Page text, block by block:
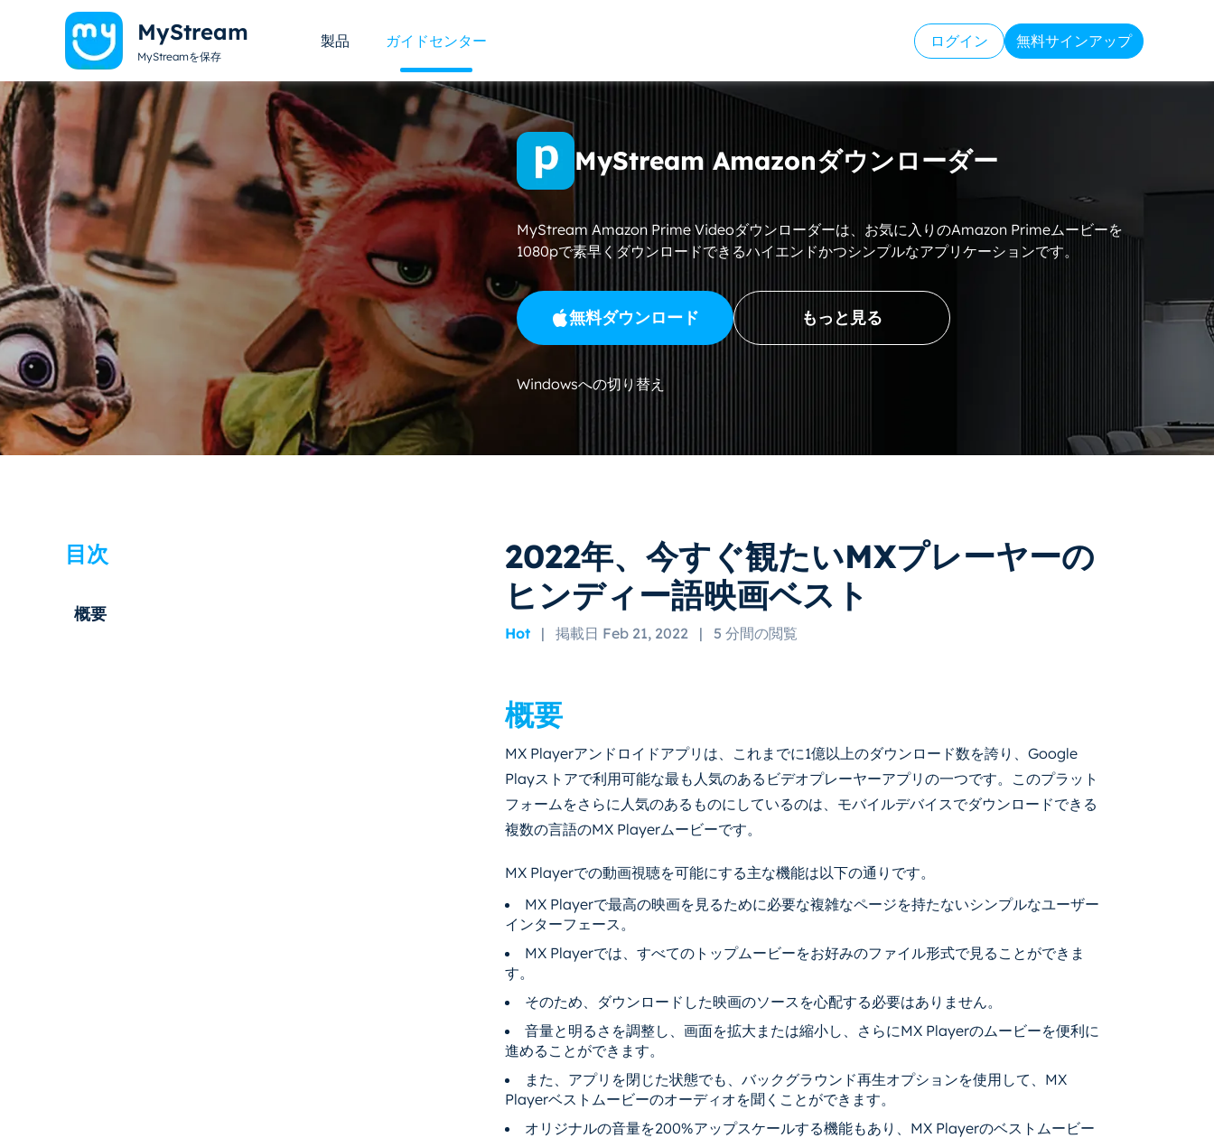
MyStream
MyStreamを保存
製品 ガイドセンター ログイン 無料サインアップ
MyStream Amazonダウンローダー
MyStream Amazon Prime Videoダウンローダーは、お気に入りのAmazon Primeムービーを
1080pで素早くダウンロードできるハイエンドかつシンプルなアプリケーションです。
無料ダウンロード もっと見る
Windowsへの切り替え
2022年、今すぐ観たいMXプレーヤーの
ヒンディー語映画ベスト
Hot | 掲載日 Feb 21, 2022 | 5 分間の閲覧
概要
MX Playerアンドロイドアプリは、これまでに1億以上のダウンロード数を誇り、Google
Playストアで利用可能な最も人気のあるビデオプレーヤーアプリの一つです。このプラット
フォームをさらに人気のあるものにしているのは、モバイルデバイスでダウンロードできる
複数の言語のMX Playerムービーです。
MX Playerでの動画視聴を可能にする主な機能は以下の通りです。
MX Playerで最高の映画を見るために必要な複雑なページを持たないシンプルなユーザー
インターフェース。
MX Playerでは、すべてのトップムービーをお好みのファイル形式で見ることができま
す。
そのため、ダウンロードした映画のソースを心配する必要はありません。
音量と明るさを調整し、画面を拡大または縮小し、さらにMX Playerのムービーを便利に
進めることができます。
また、アプリを閉じた状態でも、バックグラウンド再生オプションを使用して、MX
Playerベストムービーのオーディオを聞くことができます。
オリジナルの音量を200%アップスケールする機能もあり、MX Playerのベストムービー
目次
概要